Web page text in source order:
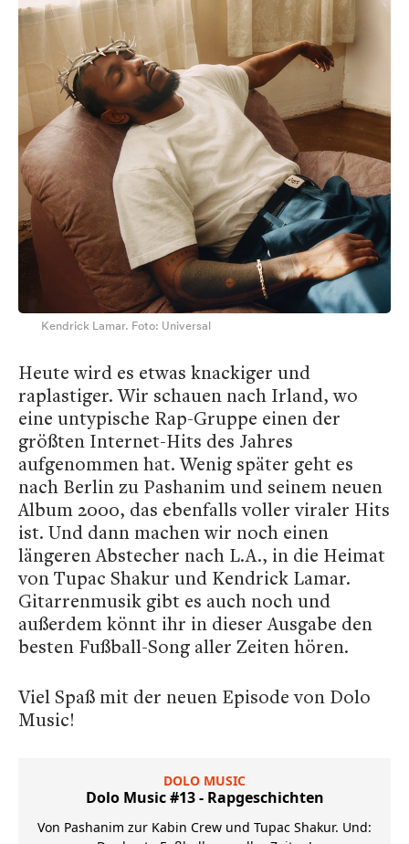
Kendrick Lamar. Foto: Universal
Heute wird es etwas knackiger und
raplastiger. Wir schauen nach Irland, wo
eine untypische Rap-Gruppe einen der
größten Internet-Hits des Jahres
aufgenommen hat. Wenig später geht es
nach Berlin zu Pashanim und seinem neuen
Album 2000, das ebenfalls voller viraler Hits
ist. Und dann machen wir noch einen
längeren Abstecher nach L.A., in die Heimat
von Tupac Shakur und Kendrick Lamar.
Gitarrenmusik gibt es auch noch und
außerdem könnt ihr in dieser Ausgabe den
besten Fußball-Song aller Zeiten hören.
Viel Spaß mit der neuen Episode von Dolo
Music!